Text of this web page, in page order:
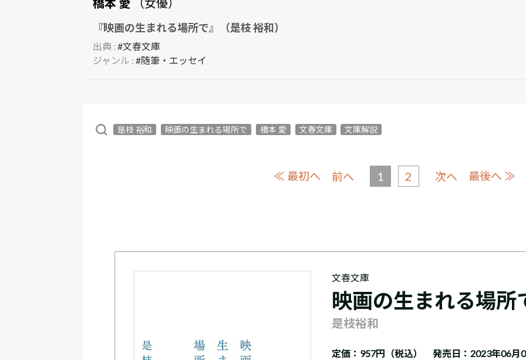
橋本 愛 （女優）
『映画の生まれる場所で』（是枝 裕和）
出典 : #文春文庫
ジャンル : #随筆・エッセイ
是枝 裕和 映画の生まれる場所で 橋本 愛 文春文庫 文庫解説
≪ 最初へ 前へ 1 2 次へ 最後へ ≫
文春文庫
映画の生まれる場所
是枝裕和
定価： 957円（税込） 発売日：2023年06月